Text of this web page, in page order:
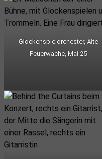
Glockenspielorchester, Alte
Feuerwache, Mai 25